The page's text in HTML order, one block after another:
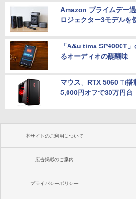
Amazon プライムデー
ロジェクター3モデルを
「A&ultima SP4000T
るオーディオの醍醐味
マウス、RTX 5060 Ti搭
5,000円オフで30万円台
本サイトのご利用について
広告掲載のご案内
プライバシーポリシー